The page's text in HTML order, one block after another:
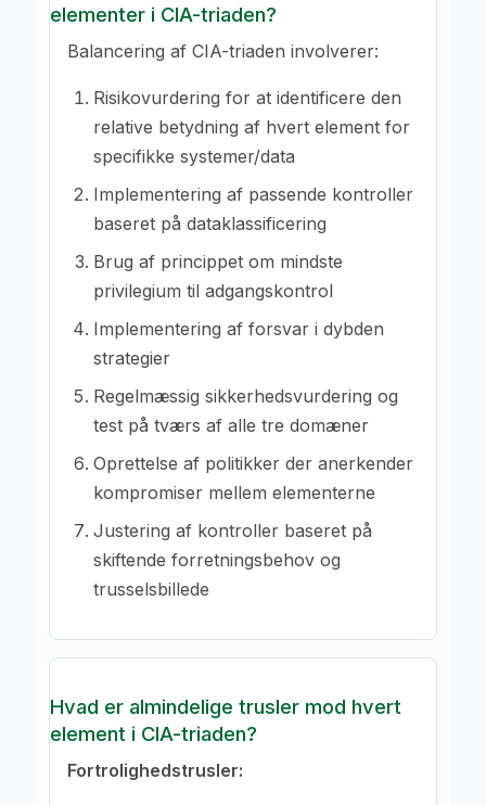
elementer i CIA-triaden?
Balancering af CIA-triaden involverer:
Risikovurdering for at identificere den
relative betydning af hvert element for
specifikke systemer/data
Implementering af passende kontroller
baseret på dataklassificering
Brug af princippet om mindste
privilegium til adgangskontrol
Implementering af forsvar i dybden
strategier
Regelmæssig sikkerhedsvurdering og
test på tværs af alle tre domæner
Oprettelse af politikker der anerkender
kompromiser mellem elementerne
Justering af kontroller baseret på
skiftende forretningsbehov og
trusselsbillede
Hvad er almindelige trusler mod hvert
element i CIA-triaden?
Fortrolighedstrusler: